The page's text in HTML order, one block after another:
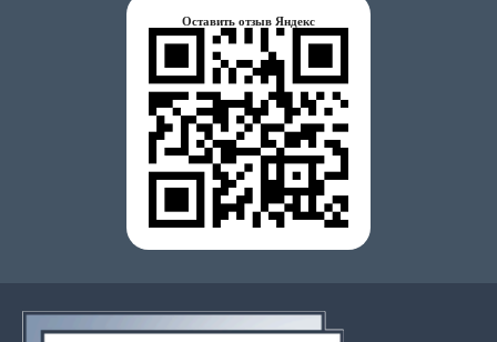
Оставить отзыв Яндекс